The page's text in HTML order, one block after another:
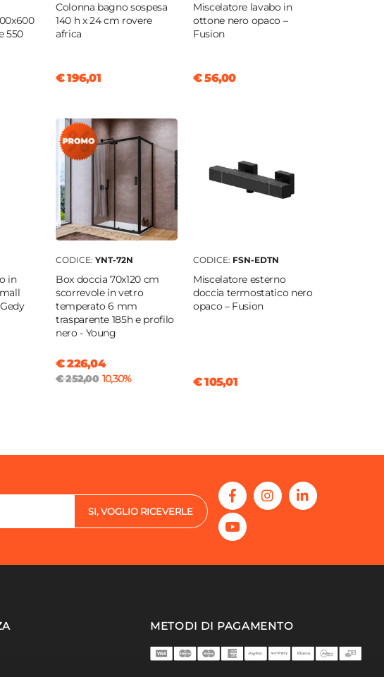
550
Colonna bagno sospesa
140 h x 24 cm rovere
africa
€ 196,01
Miscelatore lavabo in
ottone nero opaco –
Fusion
€ 56,00
in
CODICE: YNT-72N
Box doccia 70x120 cm
scorrevole in vetro
temperato 6 mm
trasparente 185h e profilo
nero - Young
€ 226,04
€ 252,00 10,30%
CODICE: FSN-EDTN
Miscelatore esterno
doccia termostatico nero
opaco – Fusion
€ 105,01
SI, VOGLIO RICEVERLE
METODI DI PAGAMENTO